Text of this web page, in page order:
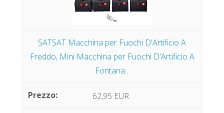
SATSAT Macchina per Fuochi D'Artificio A
Freddo, Mini Macchina per Fuochi D'Artificio A
Fontana...
62,95 EUR